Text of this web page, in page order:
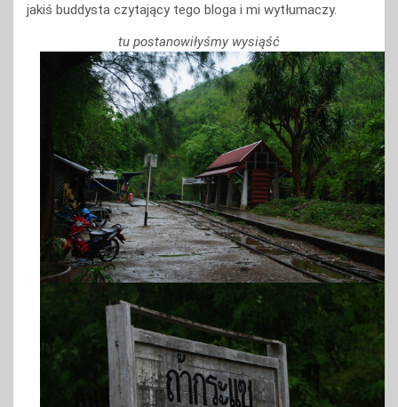
jakiś buddysta czytający tego bloga i mi wytłumaczy.
tu postanowiłyśmy wysiąść